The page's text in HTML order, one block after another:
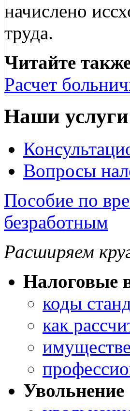
начислено
труда.
Читайте
Расчет
Наши услуги
Вопросы
Пособие по
безработным
Расширяем
Налоговые
коды
как
Увольнение